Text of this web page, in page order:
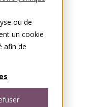
ou de
un cookie
afin de